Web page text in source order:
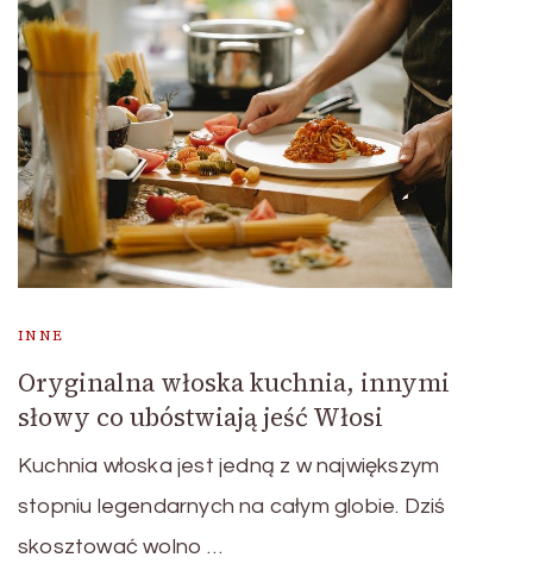
INNE
Oryginalna włoska kuchnia, innymi
słowy co ubóstwiają jeść Włosi
Kuchnia włoska jest jedną z w największym
stopniu legendarnych na całym globie. Dziś
skosztować wolno …